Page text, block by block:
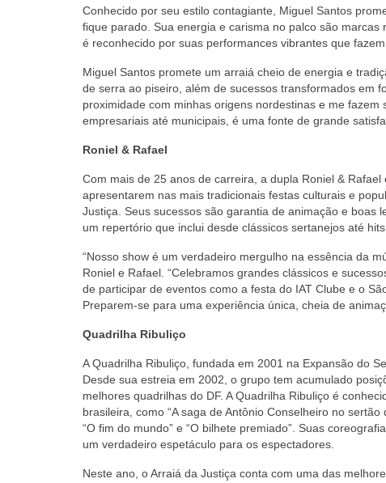
Conhecido por seu estilo contagiante, Miguel Santos
fique parado. Sua energia e carisma no palco são
é reconhecido por suas performances vibrantes que
Miguel Santos promete um arraiá cheio de energia e
de serra ao piseiro, além de sucessos transformados em
proximidade com minhas origens nordestinas e me
empresariais até municipais, é uma fonte de grande
Roniel & Rafael
Com mais de 25 anos de carreira, a dupla Roniel &
apresentarem nas mais tradicionais festas culturais e
Justiça. Seus sucessos são garantia de animação e boas
um repertório que inclui desde clássicos sertanejos até
“Nosso show é um verdadeiro mergulho na essência da
Roniel e Rafael. “Celebramos grandes clássicos e
de participar de eventos como a festa do IAT Clube e o
Preparem-se para uma experiência única, cheia de
Quadrilha Ribuliço
A Quadrilha Ribuliço, fundada em 2001 na Expansão do
Desde sua estreia em 2002, o grupo tem acumulado
melhores quadrilhas do DF. A Quadrilha Ribuliço é
brasileira, como “A saga de Antônio Conselheiro no
“O fim do mundo” e “O bilhete premiado”. Suas
um verdadeiro espetáculo para os espectadores.
Neste ano, o Arraiá da Justiça conta com uma das